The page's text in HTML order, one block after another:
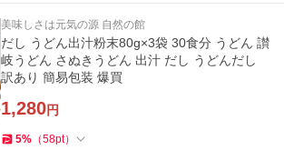
美味しさは元気の源 自然の館
だし うどん出汁粉末80g×3袋 30食分 うどん 讃
岐うどん さぬきうどん 出汁 だし うどんだし
訳あり 簡易包装 爆買
1,280円
5% （58pt）